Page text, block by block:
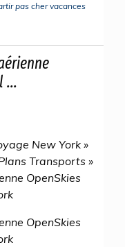
pas cher vacances
...
New York »
Transports »
OpenSkies
OpenSkies